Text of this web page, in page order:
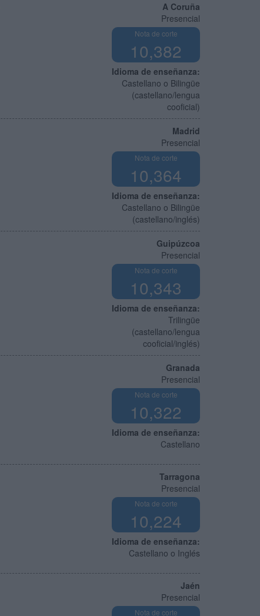
A Coruña
Presencial
Nota de corte
10,382
Idioma de enseñanza:
Castellano o Bilingüe
(castellano/lengua
cooficial)
Madrid
Presencial
Nota de corte
10,364
Idioma de enseñanza:
Castellano o Bilingüe
(castellano/inglés)
Guipúzcoa
Presencial
Nota de corte
10,343
Idioma de enseñanza:
Trilingüe
(castellano/lengua
cooficial/inglés)
Granada
Presencial
Nota de corte
10,322
Idioma de enseñanza:
Castellano
Tarragona
Presencial
Nota de corte
10,224
Idioma de enseñanza:
Castellano o Inglés
Jaén
Presencial
Nota de corte